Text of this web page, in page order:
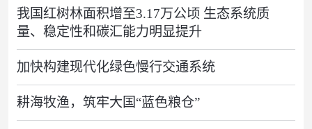
我国红树林面积增至3.17万公顷 生态系统质
量、稳定性和碳汇能力明显提升
加快构建现代化绿色慢行交通系统
耕海牧渔，筑牢大国“蓝色粮仓”